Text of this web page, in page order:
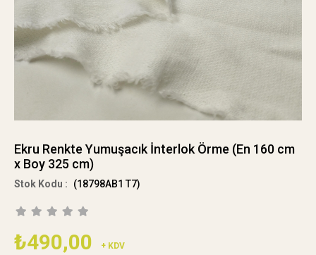
Ekru Renkte Yumuşacık İnterlok Örme (En 160 cm
x Boy 325 cm)
(18798AB1 T7)
₺490,00 + KDV